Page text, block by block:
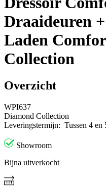
Draaideuren
Laden
Collection
Overzicht
WPI637
Diamond Collection
Leveringstermijn: Tussen 4 en
Showroom
Bijna uitverkocht